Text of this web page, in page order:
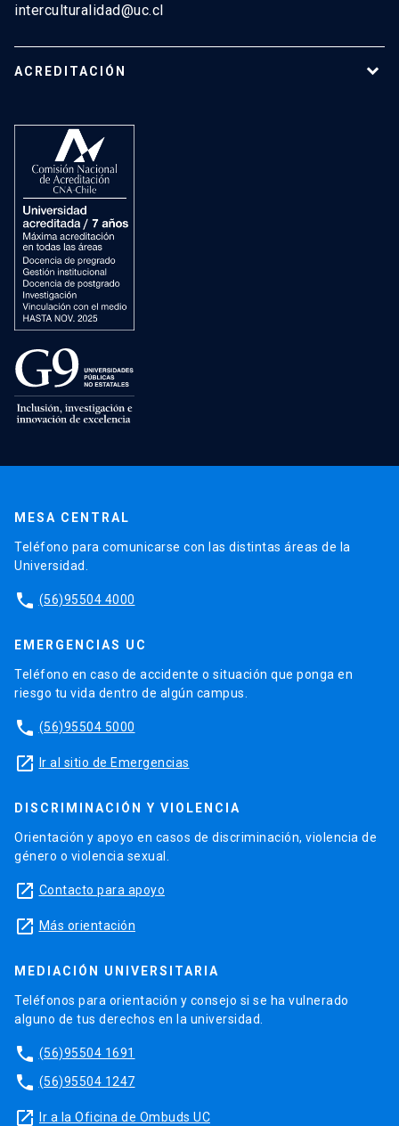
interculturalidad@uc.cl
ACREDITACIÓN
MESA CENTRAL
Teléfono para comunicarse con las distintas áreas de la
Universidad.
phone (56)95504 4000
EMERGENCIAS UC
Teléfono en caso de accidente o situación que ponga en
riesgo tu vida dentro de algún campus.
phone (56)95504 5000
launch Ir al sitio de Emergencias
DISCRIMINACIÓN Y VIOLENCIA
Orientación y apoyo en casos de discriminación, violencia de
género o violencia sexual.
launch Contacto para apoyo
launch Más orientación
MEDIACIÓN UNIVERSITARIA
Teléfonos para orientación y consejo si se ha vulnerado
alguno de tus derechos en la universidad.
phone (56)95504 1691
phone (56)95504 1247
launch Ir a la Oficina de Ombuds UC